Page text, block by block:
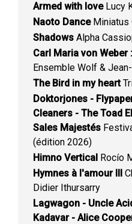
Armed with loveLucy
Naoto DanceMiniatus
Shadows Alpha
Carl Maria von Weber
Ensemble Wolf &
The Bird in my heart
Doktorjones -
Cleaners - The Toad
Sales Majestés
(édition 2026)
Himno Vertical Rocío
Hymnes à l'amour III
Didier Ithursarry
Lagwagon - Uncle
Kadavar - Alice